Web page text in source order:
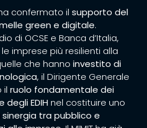
confermato il supporto del
green e digitale.
di OCSE e Banca d’Italia,
imprese più resilienti alla
che hanno investito di
, il Dirigente Generale
il ruolo fondamentale dei
EDIHnel costituire uno
sinergia tra pubblico e